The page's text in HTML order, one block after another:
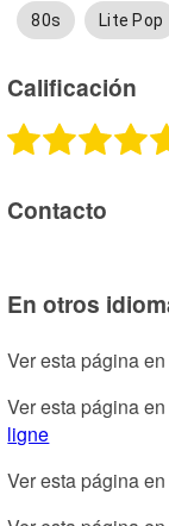
80s Lite Pop
Calificación
Contacto
En otros
Ver esta página
Ver esta página
ligne
Ver esta página